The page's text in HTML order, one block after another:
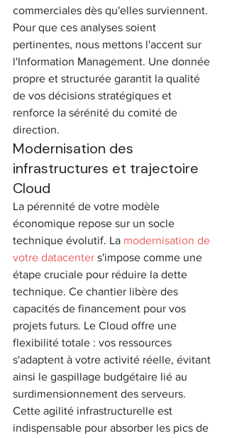
commerciales dès qu'elles surviennent.
Pour que ces analyses soient
pertinentes, nous mettons l'accent sur
l'Information Management. Une donnée
propre et structurée garantit la qualité
de vos décisions stratégiques et
renforce la sérénité du comité de
direction.
Modernisation des
infrastructures et trajectoire
Cloud
La pérennité de votre modèle
économique repose sur un socle
technique évolutif. La modernisation de
votre datacenter s'impose comme une
étape cruciale pour réduire la dette
technique. Ce chantier libère des
capacités de financement pour vos
projets futurs. Le Cloud offre une
flexibilité totale : vos ressources
s'adaptent à votre activité réelle, évitant
ainsi le gaspillage budgétaire lié au
surdimensionnement des serveurs.
Cette agilité infrastructurelle est
indispensable pour absorber les pics de